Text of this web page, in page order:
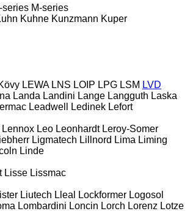
series M-series
Kuhne Kunzmann Kuper
LEWA LNS LOIP LPG LSM LVD
Landa Landini Lange Langguth Laska
Leadwell Ledinek Lefort
Lennox Leo Leonhardt Leroy-Somer
Ligmatech Lillnord Lima Liming
Linde
Lisse Lissmac
Liutech Lleal Lockformer Logosol
Lombardini Loncin Lorch Lorenz Lotze